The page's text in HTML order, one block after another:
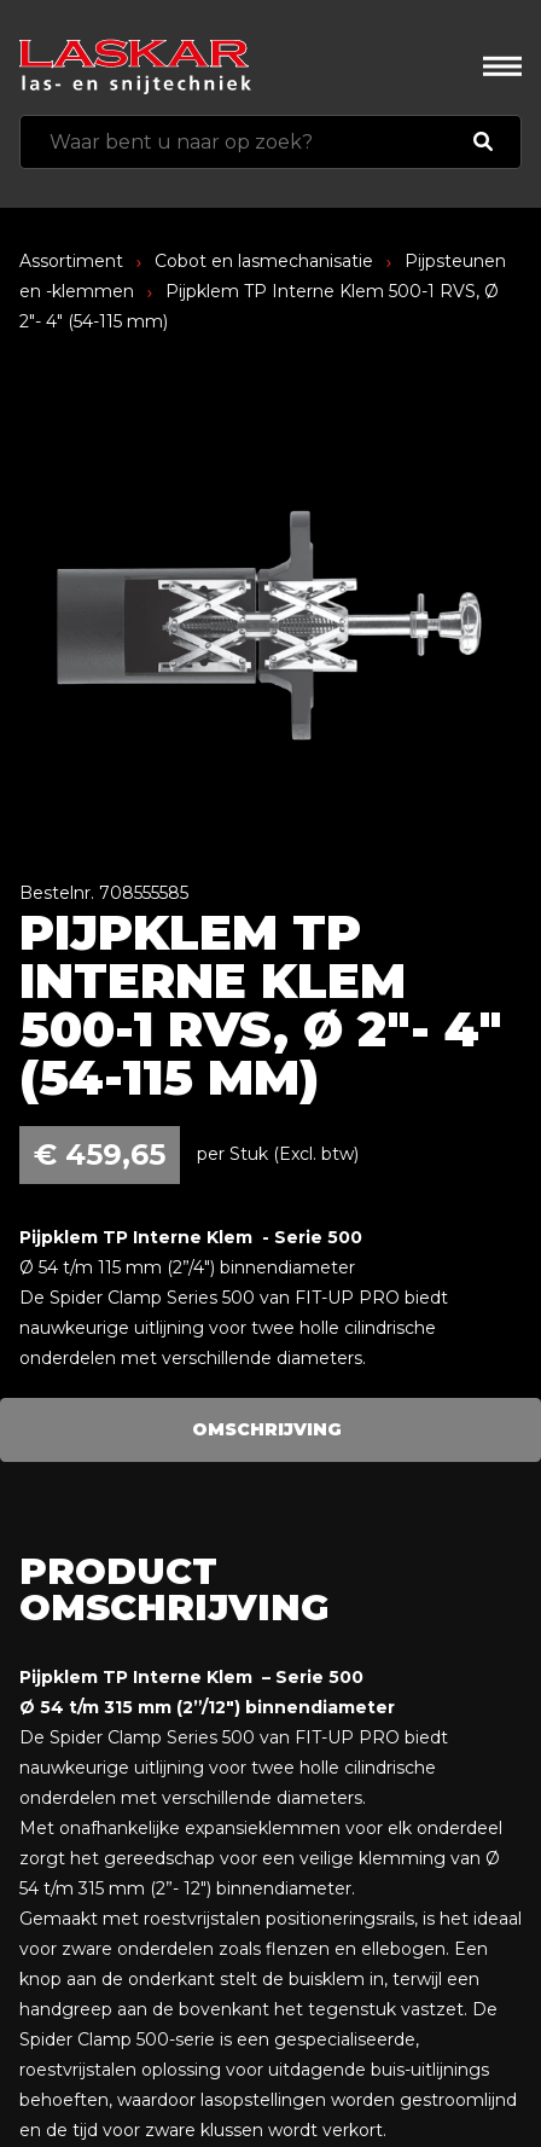
Assortiment Cobot en lasmechanisatie
Pijpsteunen
en -klemmen
Pijpklem TP Interne Klem 500-1 RVS, Ø
2″- 4″ (54-115 mm)
Bestelnr. 708555585
PIJPKLEM TP
INTERNE KLEM
500-1 RVS, Ø 2"- 4"
(54-115 MM)
€ 459,65 per Stuk (Excl. btw)
Pijpklem TP Interne Klem - Serie 500
Ø 54 t/m 115 mm (2”/4") binnendiameter
De Spider Clamp Series 500 van FIT-UP PRO biedt
nauwkeurige uitlijning voor twee holle cilindrische
onderdelen met verschillende diameters.
OMSCHRIJVING
PRODUCT
OMSCHRIJVING
Pijpklem TP Interne Klem – Serie 500
Ø 54 t/m 315 mm (2”/12″) binnendiameter
De Spider Clamp Series 500 van FIT-UP PRO biedt
nauwkeurige uitlijning voor twee holle cilindrische
onderdelen met verschillende diameters.
Met onafhankelijke expansieklemmen voor elk onderdeel
zorgt het gereedschap voor een veilige klemming van Ø
54 t/m 315 mm (2”- 12″) binnendiameter.
Gemaakt met roestvrijstalen positioneringsrails, is het ideaal
voor zware onderdelen zoals flenzen en ellebogen. Een
knop aan de onderkant stelt de buisklem in, terwijl een
handgreep aan de bovenkant het tegenstuk vastzet. De
Spider Clamp 500-serie is een gespecialiseerde,
roestvrijstalen oplossing voor uitdagende buis-uitlijnings
behoeften, waardoor lasopstellingen worden gestroomlijnd
en de tijd voor zware klussen wordt verkort.